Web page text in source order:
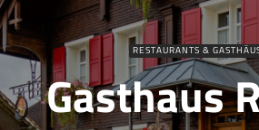
RESTAURANTS &
Gasthaus